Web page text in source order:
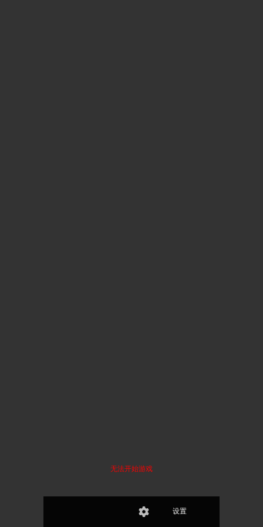
设置
无法开始游戏